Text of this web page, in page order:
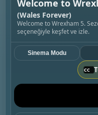
Welcome to
(Wales Forever)
Welcome to Wrexham 5.
seçeneğiyle keşfet ve izle.
Sinema Modu